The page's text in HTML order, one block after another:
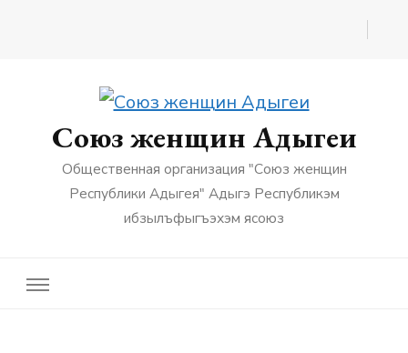
Союз женщин Адыгеи
Общественная организация "Союз женщин
Республики Адыгея" Адыгэ Республикэм
ибзылъфыгъэхэм ясоюз